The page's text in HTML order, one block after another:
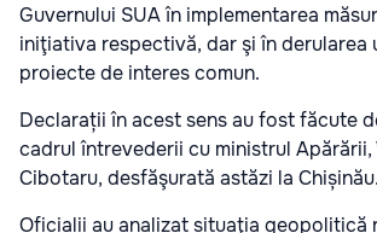
Guvernului SUA în implementarea
iniţiativa respectivă, dar şi în derularea
proiecte de interes comun.
Declarații în acest sens au fost făcute
cadrul întrevederii cu ministrul Apărării,
Cibotaru, desfăşurată astăzi la Chișinău.
Oficialii au analizat situaţia geopolitică